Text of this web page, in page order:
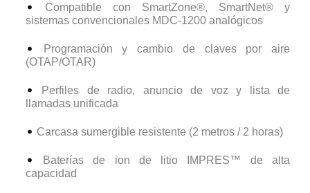
Compatible con SmartZone®, SmartNet® y
sistemas convencionales MDC-1200 analógicos
Programación y cambio de claves por aire
(OTAP/OTAR)
Perfiles de radio, anuncio de voz y lista de
llamadas unificada
Carcasa sumergible resistente (2 metros / 2 horas)
Baterías de ion de litio IMPRES™ de alta
capacidad